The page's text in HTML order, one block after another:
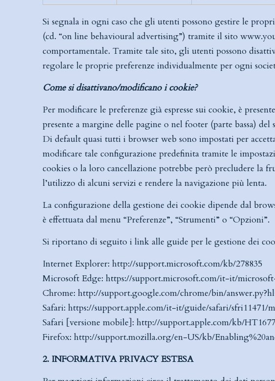
Si segnala in ogni caso che gli utenti possono gestire le
(cd. “on line behavioural advertising”) tramite il sito
comportamentale. Tramite tale sito, gli utenti possono
regolare le proprie preferenze individualmente per ogni
Come si disattivano/modificano i cookie?
Per modificare le preferenze già espresse sui cookie, è
presente a margine delle pagine o nel footer (parte bassa) del
Di default quasi tutti i browser web sono impostati per
modificare tale configurazione predefinita tramite le
cookies o la loro cancellazione potrebbe però precludere la
l’utilizzo di alcuni servizi e rendere la navigazione più lenta.
La configurazione della gestione dei cookie dipende dal
è effettuata dal menu “Preferenze”, “Strumenti” o “Opzioni”.
Si riportano di seguito i link alle guide per le gestione dei
Internet Explorer: http://support.microsoft.com/kb/278835
Microsoft Edge: https://support.microsoft.com/it-it/
Chrome: http://support.google.com/chrome/bin/
Safari: https://support.apple.com/it-it/guide/safari/sfri11471/
Safari [versione mobile]: http://support.apple.com/kb/HT1677
Firefox: http://support.mozilla.org/en-US/kb/
2. INFORMATIVA PRIVACY ESTESA